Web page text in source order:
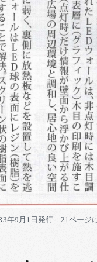
年9月1日発行 21ページ